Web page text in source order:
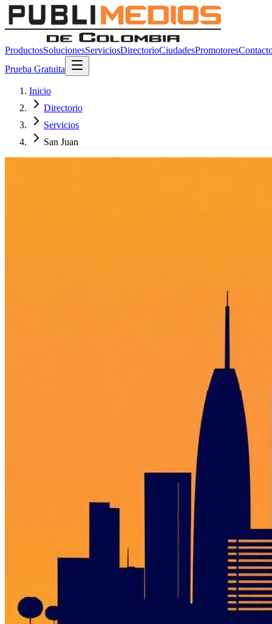
ProductosSolucionesServiciosDirectorioCiudadesPromotores
Prueba Gratuita
Inicio
Directorio
Servicios
San Juan